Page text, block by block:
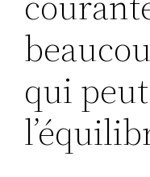
qui